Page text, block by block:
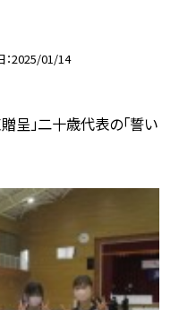
2025/01/14
呈」二十歳代表の「誓い